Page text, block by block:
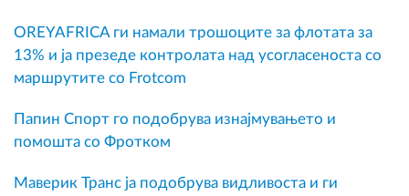
OREYAFRICA ги намали трошоците за флотата за
13% и ја презеде контролата над усогласеноста со
маршрутите со Frotcom
Папин Спорт го подобрува изнајмувањето и
помошта со Фротком
Маверик Транс ја подобрува видливоста и ги